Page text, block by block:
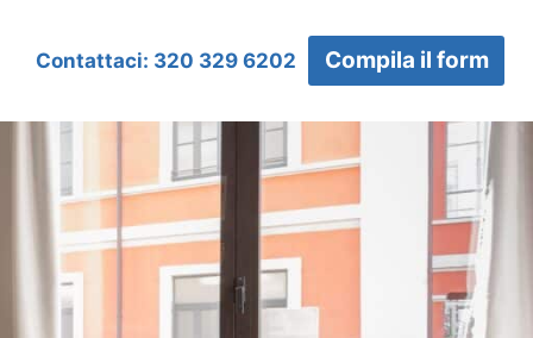
Contattaci: 320 329 6202 Compila il form